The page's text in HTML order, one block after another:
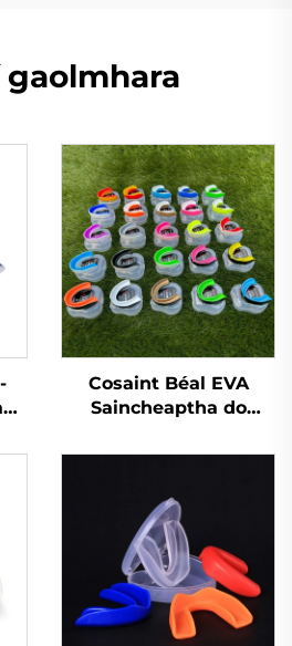
gaolmhara
Cosaint Béal EVA
Saincheaptha do
Cosaint Bhéal do
Cosainte Fiacla do
Spóirt, Cás MMA,
Cosainte Béal do
Chnaipíocht Fiacla